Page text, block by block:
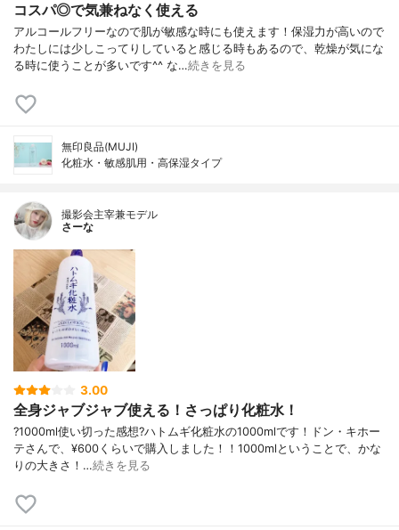
コスパ◎で気兼ねなく使える
アルコールフリーなので肌が敏感な時にも使えます！保湿力が高いので
わたしには少しこってりしていると感じる時もあるので、乾燥が気にな
る時に使うことが多いです^^ な…続きを見る
無印良品(MUJI)
化粧水・敏感肌用・高保湿タイプ
撮影会主宰兼モデル
さーな
3.00
全身ジャブジャブ使える！さっぱり化粧水！
?1000ml使い切った感想?ハトムギ化粧水の1000mlです！ドン・キホー
テさんで、¥600くらいで購入しました！！1000mlということで、かな
りの大きさ！…続きを見る